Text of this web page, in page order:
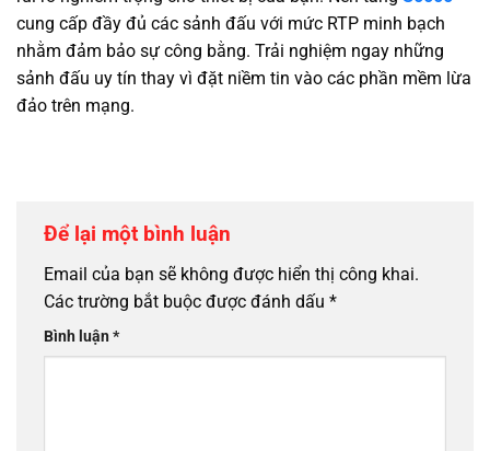
cung cấp đầy đủ các sảnh đấu với mức RTP minh bạch
nhằm đảm bảo sự công bằng. Trải nghiệm ngay những
sảnh đấu uy tín thay vì đặt niềm tin vào các phần mềm lừa
đảo trên mạng.
Để lại một bình luận
Email của bạn sẽ không được hiển thị công khai.
Các trường bắt buộc được đánh dấu *
Bình luận*